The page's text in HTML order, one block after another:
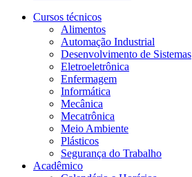
Cursos técnicos
Alimentos
Automação Industrial
Desenvolvimento de Sistemas
Eletroeletrônica
Enfermagem
Informática
Mecânica
Mecatrônica
Meio Ambiente
Plásticos
Segurança do Trabalho
Acadêmico